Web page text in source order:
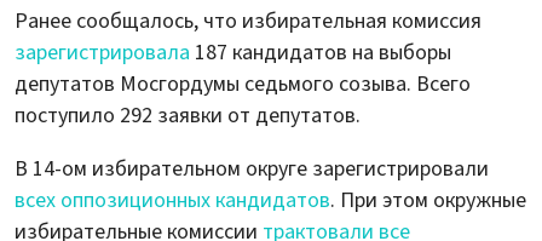
Ранее сообщалось, что избирательная комиссия
зарегистрировала 187 кандидатов на выборы
депутатов Мосгордумы седьмого созыва. Всего
поступило 292 заявки от депутатов.
В 14-ом избирательном округе зарегистрировали
всех оппозиционных кандидатов. При этом окружные
избирательные комиссии трактовали все